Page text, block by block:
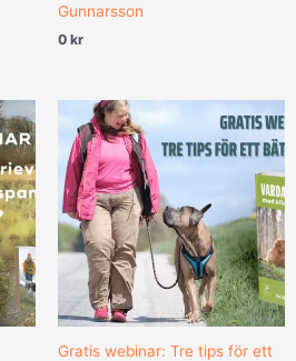
Gunnarsson
0 kr
Gratis webinar: Tre tips för ett